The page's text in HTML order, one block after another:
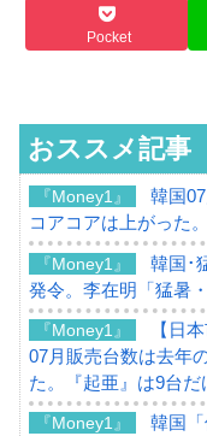
Pocket
おススメ記事
『Money1』
韓国
コアコアは上がった。
『Money1』
韓国･
発令。李在明「猛暑
『Money1』
【日
07月販売台数は去年
た。『起亜』は9台だ
『Money1』
韓国